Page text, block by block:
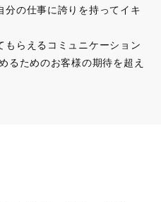
分の仕事に誇りを持ってイキ
もらえるコミュニケーション
るためのお客様の期待を超え